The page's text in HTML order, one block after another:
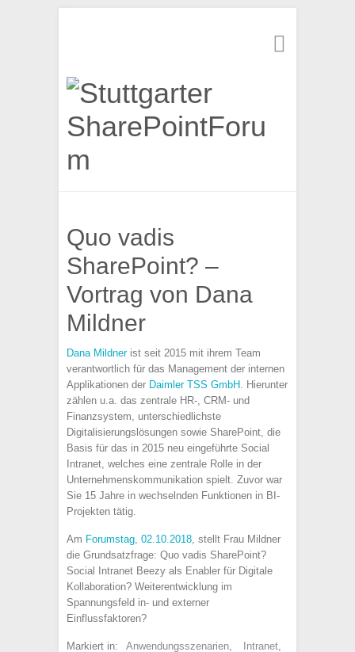
Suchen
Quo vadis
SharePoint? –
Vortrag von Dana
Mildner
Dana Mildnerist seit 2015 mit ihrem Team
verantwortlich für das Management der internen
Applikationen der Daimler TSS GmbH. Hierunter
zählen u.a. das zentrale HR-, CRM- und
Finanzsystem, unterschiedlichste
Digitalisierungslösungen sowie SharePoint, die
Basis für das in 2015 neu eingeführte Social
Intranet, welches eine zentrale Rolle in der
Unternehmenskommunikation spielt. Zuvor war
Sie 15 Jahre in wechselnden Funktionen in BI-
Projekten tätig.
Am Forumstag, 02.10.2018, stellt Frau Mildner
die Grundsatzfrage: Quo vadis SharePoint?
Social Intranet Beezy als Enabler für Digitale
Kollaboration? Weiterentwicklung im
Spannungsfeld in- und externer
Einflussfaktoren?
Markiert in: Anwendungsszenarien, Intranet,